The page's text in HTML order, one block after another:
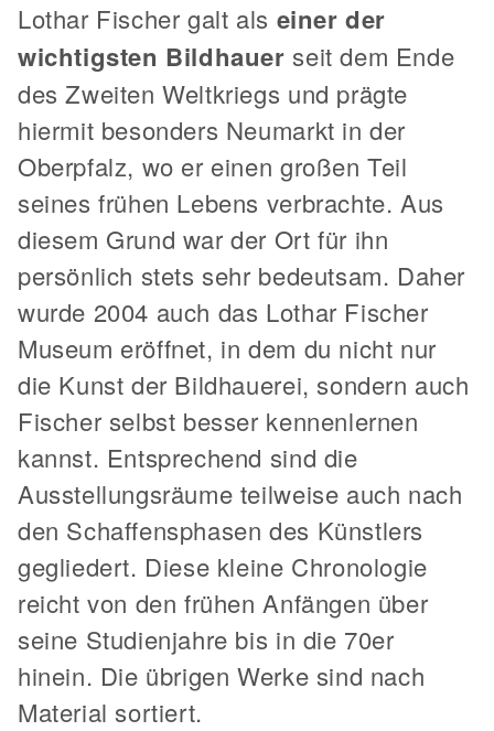
Lothar Fischer galt als einer der
wichtigsten Bildhauerseit dem Ende
des Zweiten Weltkriegs und prägte
hiermit besonders Neumarkt in der
Oberpfalz, wo er einen großen Teil
seines frühen Lebens verbrachte. Aus
diesem Grund war der Ort für ihn
persönlich stets sehr bedeutsam. Daher
wurde 2004 auch das Lothar Fischer
Museum eröffnet, in dem du nicht nur
die Kunst der Bildhauerei, sondern auch
Fischer selbst besser kennenlernen
kannst. Entsprechend sind die
Ausstellungsräume teilweise auch nach
den Schaffensphasen des Künstlers
gegliedert. Diese kleine Chronologie
reicht von den frühen Anfängen über
seine Studienjahre bis in die 70er
hinein. Die übrigen Werke sind nach
Material sortiert.